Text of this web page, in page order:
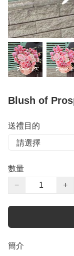
Blush of
送禮目的
數量
−
+
簡介